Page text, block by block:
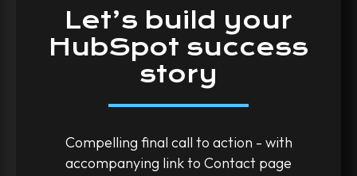
Let’s build your
HubSpot success
story
Compelling final call to action - with
accompanying link to Contact page